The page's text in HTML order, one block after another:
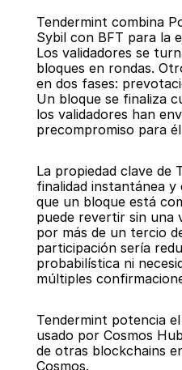
Tendermint combina
Sybil con BFT para la
Los validadores se
bloques en rondas.
en dos fases:
Un bloque se finaliza
los validadores han
precompromiso para
La propiedad clave de
finalidad instantánea
que un bloque está
puede revertir sin una
por más de un tercio
participación sería
probabilística ni
múltiples
Tendermint potencia
usado por Cosmos
de otras blockchains
Cosmos.